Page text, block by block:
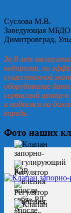
Суслова М.В.
Заведующая
Димитровград,
За 8 лет
недорогая, но
существенной
оборудование
сервисный центр
и надеемся на
впредь.
Фото наших